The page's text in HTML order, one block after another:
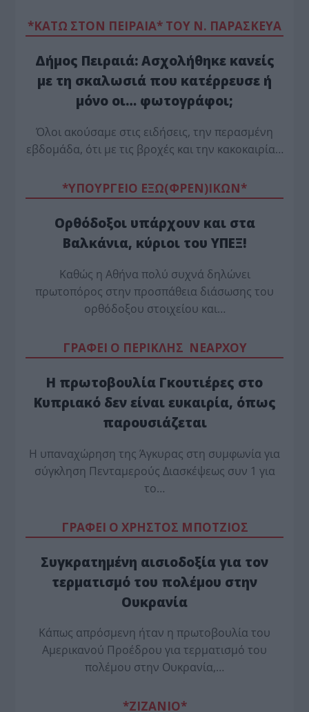
*ΚΑΤΩ ΣΤΟΝ ΠΕΙΡΑΙΑ* ΤΟΥ Ν. ΠΑΡΑΣΚΕΥΑ
Δήμος Πειραιά: Ασχολήθηκε κανείς
με τη σκαλωσιά που κατέρρευσε ή
μόνο οι… φωτογράφοι;
Όλοι ακούσαμε στις ειδήσεις, την περασμένη
εβδομάδα, ότι με τις βροχές και την κακοκαιρία…
*ΥΠΟΥΡΓΕΙΟ ΕΞΩ(ΦΡΕΝ)ΙΚΩΝ*
Ορθόδοξοι υπάρχουν και στα
Βαλκάνια, κύριοι του ΥΠΕΞ!
Καθώς η Αθήνα πολύ συχνά δηλώνει
πρωτοπόρος στην προσπάθεια διάσωσης του
ορθόδοξου στοιχείου και…
ΓΡΑΦΕΙ Ο ΠΕΡΙΚΛΗΣ ΝΕΑΡΧΟΥ
Η πρωτοβουλία Γκουτιέρες στο
Κυπριακό δεν είναι ευκαιρία, όπως
παρουσιάζεται
Η υπαναχώρηση της Άγκυρας στη συμφωνία για
σύγκληση Πενταμερούς Διασκέψεως συν 1 για
το…
ΓΡΑΦΕΙ Ο ΧΡΗΣΤΟΣ ΜΠΟΤΖΙΟΣ
Συγκρατημένη αισιοδοξία για τον
τερματισμό του πολέμου στην
Ουκρανία
Κάπως απρόσμενη ήταν η πρωτοβουλία του
Αμερικανού Προέδρου για τερματισμό του
πολέμου στην Ουκρανία,…
*ZΙΖΑΝΙΟ*